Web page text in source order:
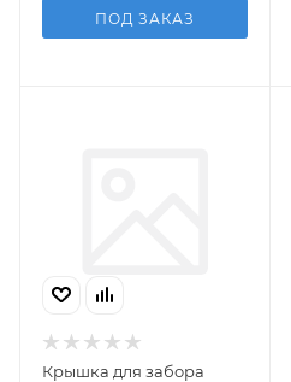
ПОД ЗАКАЗ
Крышка для забора